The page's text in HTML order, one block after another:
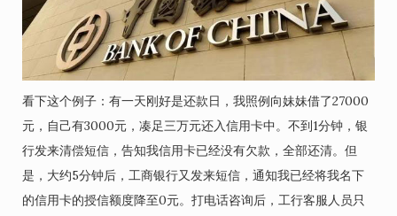
看下这个例子：有一天刚好是还款日，我照例向妹妹借了27000
元，自己有3000元，凑足三万元还入信用卡中。不到1分钟，银
行发来清偿短信，告知我信用卡已经没有欠款，全部还清。但
是，大约5分钟后，工商银行又发来短信，通知我已经将我名下
的信用卡的授信额度降至0元。打电话咨询后，工行客服人员只